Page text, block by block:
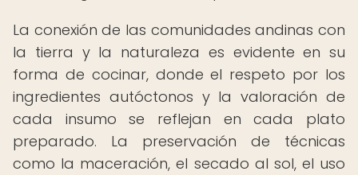
La conexión de las comunidades andinas con
la tierra y la naturaleza es evidente en su
forma de cocinar, donde el respeto por los
ingredientes autóctonos y la valoración de
cada insumo se reflejan en cada plato
preparado. La preservación de técnicas
como la maceración, el secado al sol, el uso